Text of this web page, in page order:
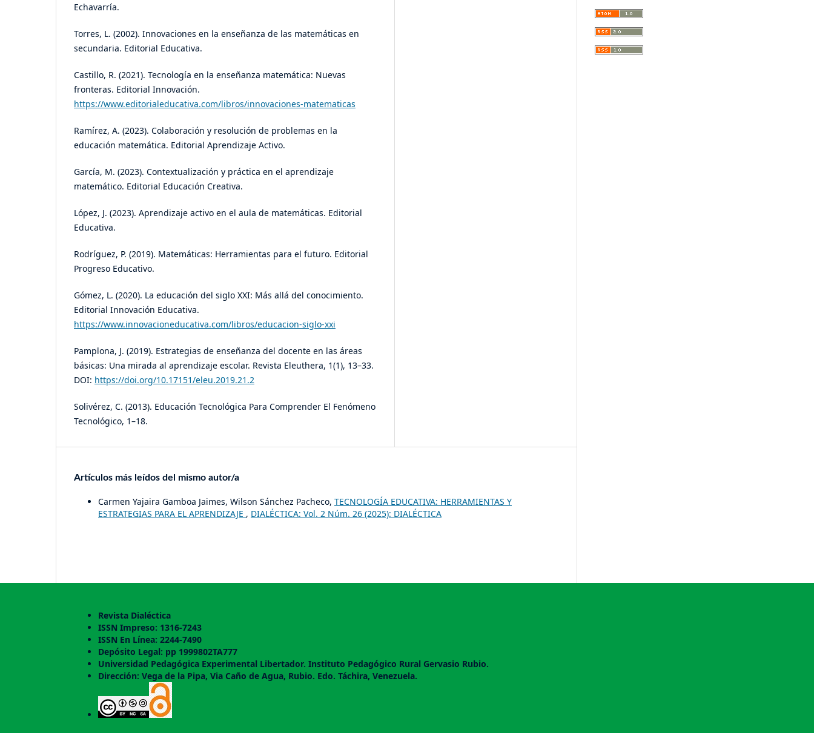
Echavarría.
Torres, L. (2002). Innovaciones en la enseñanza de las matemáticas en
secundaria. Editorial Educativa.
Castillo, R. (2021). Tecnología en la enseñanza matemática: Nuevas
fronteras. Editorial Innovación.
https://www.editorialeducativa.com/libros/innovaciones-matematicas
Ramírez, A. (2023). Colaboración y resolución de problemas en la
educación matemática. Editorial Aprendizaje Activo.
García, M. (2023). Contextualización y práctica en el aprendizaje
matemático. Editorial Educación Creativa.
López, J. (2023). Aprendizaje activo en el aula de matemáticas. Editorial
Educativa.
Rodríguez, P. (2019). Matemáticas: Herramientas para el futuro. Editorial
Progreso Educativo.
Gómez, L. (2020). La educación del siglo XXI: Más allá del conocimiento.
Editorial Innovación Educativa.
https://www.innovacioneducativa.com/libros/educacion-siglo-xxi
Pamplona, J. (2019). Estrategias de enseñanza del docente en las áreas
básicas: Una mirada al aprendizaje escolar. Revista Eleuthera, 1(1), 13–33.
DOI: https://doi.org/10.17151/eleu.2019.21.2
Solivérez, C. (2013). Educación Tecnológica Para Comprender El Fenómeno
Tecnológico, 1–18.
Artículos más leídos del mismo autor/a
Carmen Yajaira Gamboa Jaimes, Wilson Sánchez Pacheco, TECNOLOGÍA EDUCATIVA: HERRAMIENTAS Y
ESTRATEGIAS PARA EL APRENDIZAJE , DIALÉCTICA: Vol. 2 Núm. 26 (2025): DIALÉCTICA
Revista Dialéctica
ISSN Impreso: 1316-7243
ISSN En Línea: 2244-7490
Depósito Legal: pp 1999802TA777
Universidad Pedagógica Experimental Libertador. Instituto Pedagógico Rural Gervasio Rubio.
Dirección: Vega de la Pipa, Via Caño de Agua, Rubio. Edo. Táchira, Venezuela.